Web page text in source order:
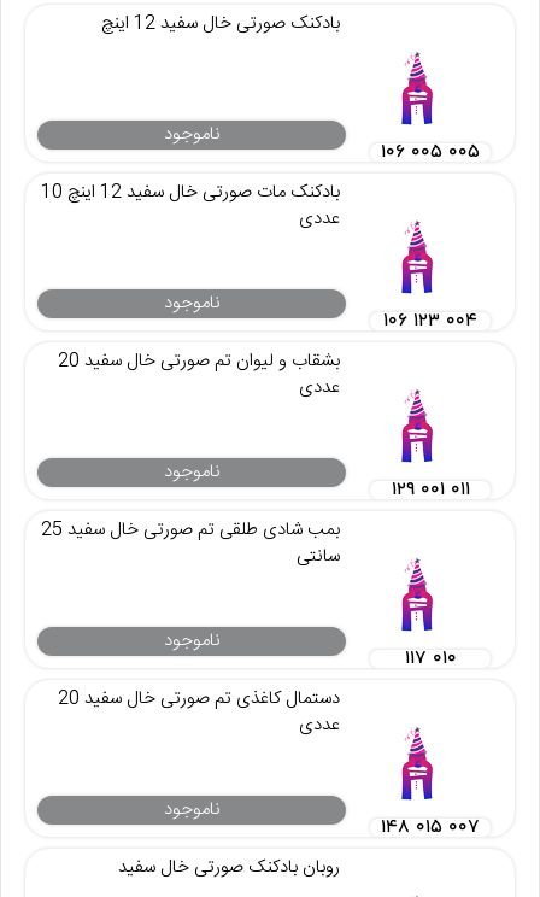
بادکنک صورتی خال سفید 12 اینچ
ناموجود
۱۰۶ ۰۰۵ ۰۰۵
بادکنک مات صورتی خال سفید 12 اینچ 10
عددی
ناموجود
۱۰۶ ۱۲۳ ۰۰۴
بشقاب و لیوان تم صورتی خال سفید 20
عددی
ناموجود
۱۲۹ ۰۰۱ ۰۱۱
بمب شادی طلقی تم صورتی خال سفید 25
سانتی
ناموجود
۱۱۷ ۰۱۰
دستمال کاغذی تم صورتی خال سفید 20
عددی
ناموجود
۱۴۸ ۰۱۵ ۰۰۷
روبان بادکنک صورتی خال سفید